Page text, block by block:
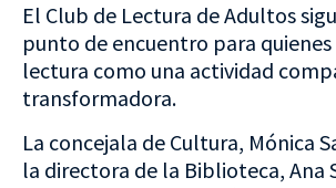
El Club de Lectura de Adultos
punto de encuentro para
lectura como una actividad
transformadora.
La concejala de Cultura, Mónica
la directora de la Biblioteca, Ana